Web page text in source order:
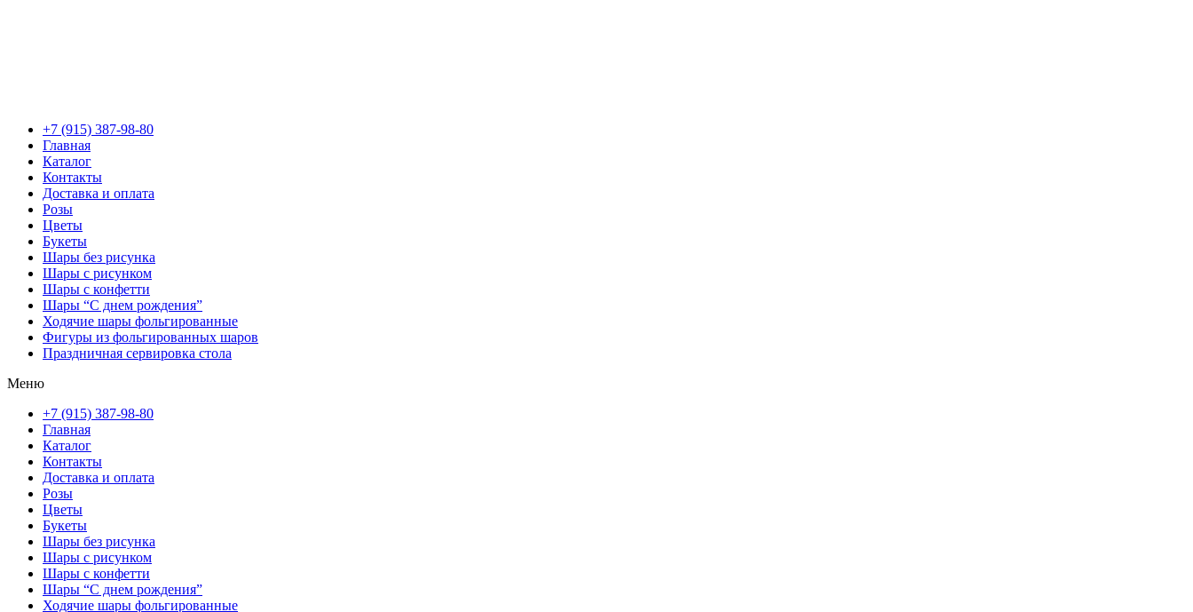
+7 (915) 387-98-80
Главная
Каталог
Контакты
Доставка и оплата
Розы
Цветы
Букеты
Шары без рисунка
Шары с рисунком
Шары с конфетти
Шары “С днем рождения”
Ходячие шары фольгированные
Фигуры из фольгированных шаров
Праздничная сервировка стола
Меню
+7 (915) 387-98-80
Главная
Каталог
Контакты
Доставка и оплата
Розы
Цветы
Букеты
Шары без рисунка
Шары с рисунком
Шары с конфетти
Шары “С днем рождения”
Ходячие шары фольгированные